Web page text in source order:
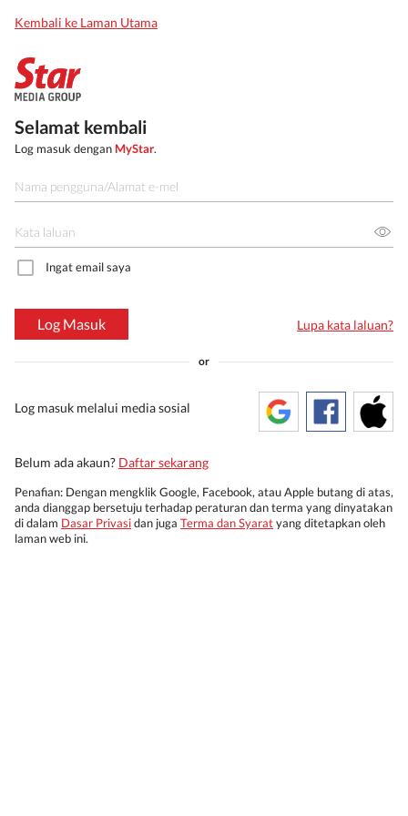
Kembali ke Laman Utama
Selamat kembali
Log masuk dengan MyStar.
Ingat email saya
Log Masuk Lupa kata laluan?
or
Log masuk melalui media sosial
Belum ada akaun? Daftar sekarang
Penafian: Dengan mengklik Google, Facebook, atau Apple butang di atas,
anda dianggap bersetuju terhadap peraturan dan terma yang dinyatakan
di dalam Dasar Privasidan juga Terma dan Syaratyang ditetapkan oleh
laman web ini.